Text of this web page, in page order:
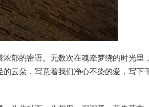
郁的密语。无数次在魂牵梦绕的时光里
云朵，写意着我们净心不染的爱，写下